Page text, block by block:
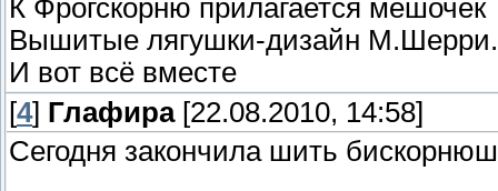
К Фрогскорню прилагается мешочек
Вышитые лягушки-дизайн М.Шерри.
И вот всё вместе
[4] Глафира[22.08.2010, 14:58]
Сегодня закончила шить